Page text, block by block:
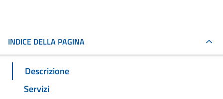
INDICE DELLA PAGINA
Descrizione
Servizi